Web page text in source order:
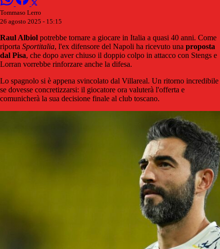
Tommaso Lerro
26 agosto 2025 - 15:15
Raul Albiol potrebbe tornare a giocare in Italia a quasi 40 anni. Come
riporta Sportitalia, l'ex difensore del Napoli ha ricevuto una proposta
dal Pisa, che dopo aver chiuso il doppio colpo in attacco con Stengs e
Lorran vorrebbe rinforzare anche la difesa.
Lo spagnolo si è appena svincolato dal Villareal. Un ritorno incredibile
se dovesse concretizzarsi: il giocatore ora valuterà l'offerta e
comunicherà la sua decisione finale al club toscano.